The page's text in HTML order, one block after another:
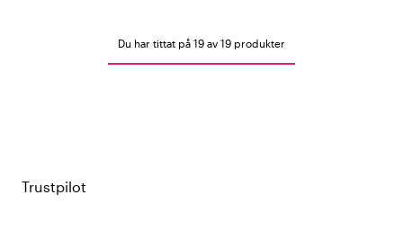
Du har tittat på 19 av 19 produkter
Trustpilot